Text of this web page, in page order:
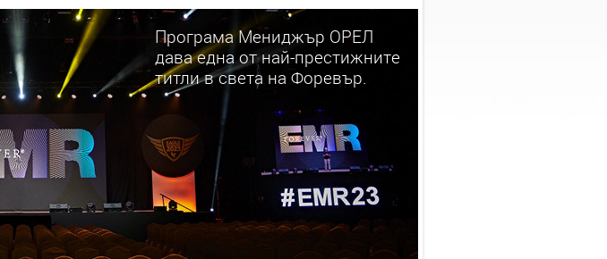
Програма Мениджър ОРЕЛ
дава една от най-престижните
титли в света на Форевър.